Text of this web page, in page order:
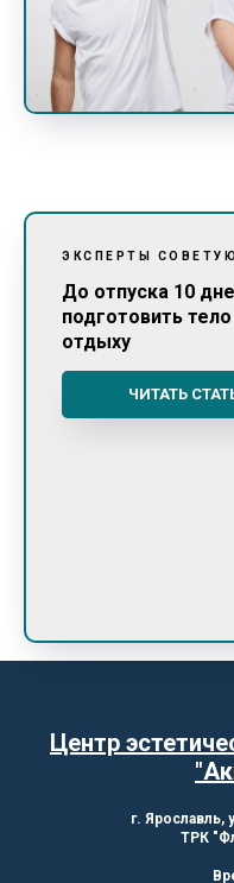
ЭКСПЕРТЫ
До отпуска 10
подготовить
отдыху
ЧИТАТЬ
Центр
г. Ярославль,
ТРК